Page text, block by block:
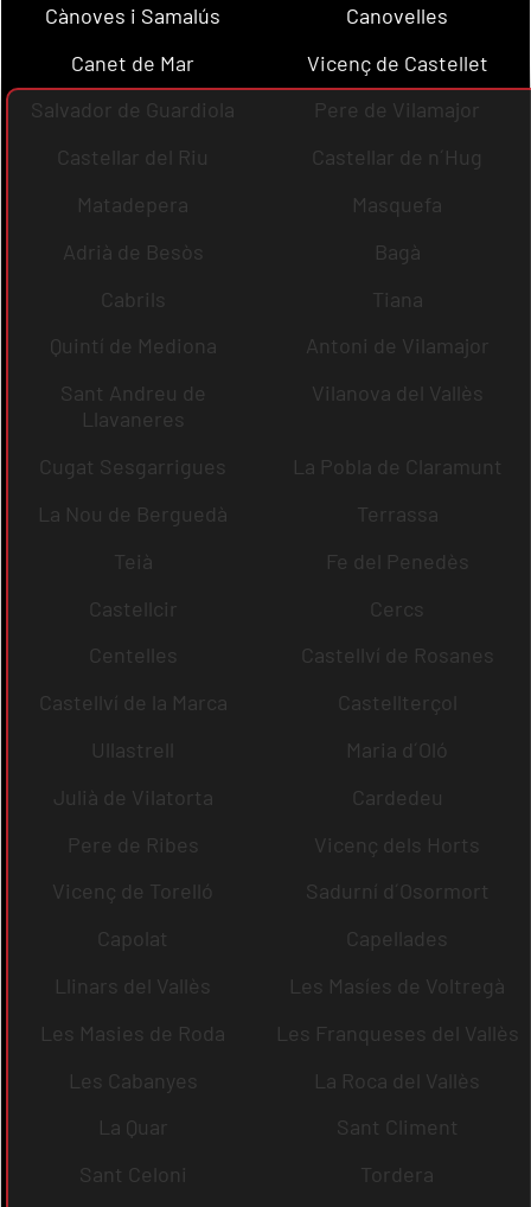
Cànoves i Samalús
Canovelles
Canet de Mar
Vicenç de Castellet
Salvador de Guardiola
Pere de Vilamajor
Castellar del Riu
Castellar de n´Hug
Matadepera
Masquefa
Adrià de Besòs
Bagà
Cabrils
Tiana
Quintí de Mediona
Antoni de Vilamajor
Sant Andreu de
Llavaneres
Vilanova del Vallès
Cugat Sesgarrigues
La Pobla de Claramunt
La Nou de Berguedà
Terrassa
Teià
Fe del Penedès
Castellcir
Cercs
Centelles
Castellví de Rosanes
Castellví de la Marca
Castellterçol
Ullastrell
Maria d´Oló
Julià de Vilatorta
Cardedeu
Pere de Ribes
Vicenç dels Horts
Vicenç de Torelló
Sadurní d´Osormort
Capolat
Capellades
Llinars del Vallès
Les Masíes de Voltregà
Les Masies de Roda
Les Franqueses del Vallès
Les Cabanyes
La Roca del Vallès
La Quar
Sant Climent
Sant Celoni
Tordera